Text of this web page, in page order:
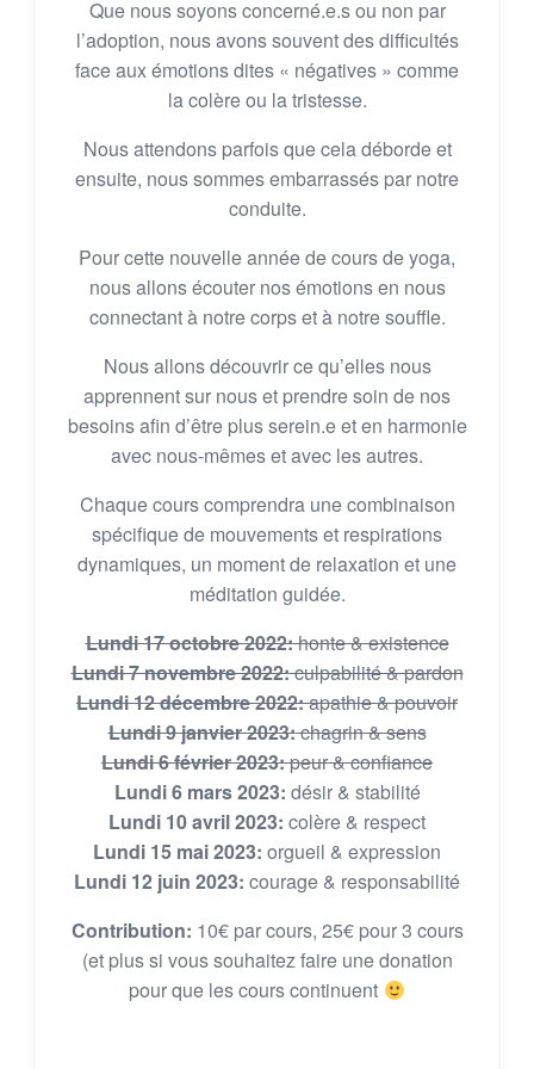
Que nous soyons concerné.e.s ou non par
l’adoption, nous avons souvent des difficultés
face aux émotions dites « négatives » comme
la colère ou la tristesse.
Nous attendons parfois que cela déborde et
ensuite, nous sommes embarrassés par notre
conduite.
Pour cette nouvelle année de cours de yoga,
nous allons écouter nos émotions en nous
connectant à notre corps et à notre souffle.
Nous allons découvrir ce qu’elles nous
apprennent sur nous et prendre soin de nos
besoins afin d’être plus serein.e et en harmonie
avec nous-mêmes et avec les autres.
Chaque cours comprendra une combinaison
spécifique de mouvements et respirations
dynamiques, un moment de relaxation et une
méditation guidée.
Lundi 17 octobre 2022:honte & existence
Lundi 7 novembre 2022:culpabilité & pardon
Lundi 12 décembre 2022:apathie & pouvoir
Lundi 9 janvier 2023:chagrin & sens
Lundi 6 février 2023:peur & confiance
Lundi 6 mars 2023: désir & stabilité
Lundi 10 avril 2023: colère & respect
Lundi 15 mai 2023: orgueil & expression
Lundi 12 juin 2023: courage & responsabilité
Contribution: 10€ par cours, 25€ pour 3 cours
(et plus si vous souhaitez faire une donation
pour que les cours continuent